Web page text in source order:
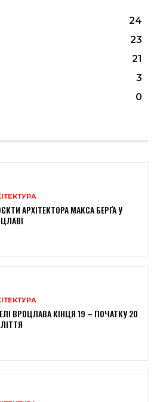
24
23
21
3
0
АРХІТЕКТОРА МАКСА БЕРҐА У
ВРОЦЛАВА КІНЦЯ 19 – ПОЧАТКУ 20